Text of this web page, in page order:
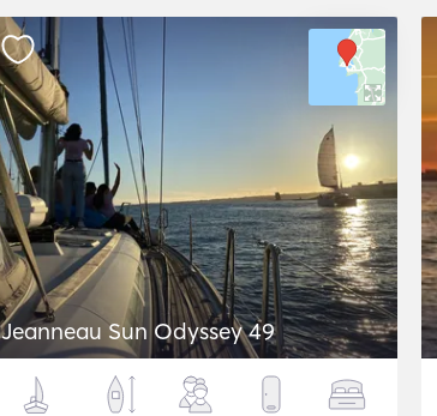
Jeanneau Sun Odyssey 49